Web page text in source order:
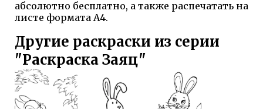
абсолютно бесплатно, а также распечатать на
листе формата А4.
Другие раскраски из серии
"Раскраска Заяц"